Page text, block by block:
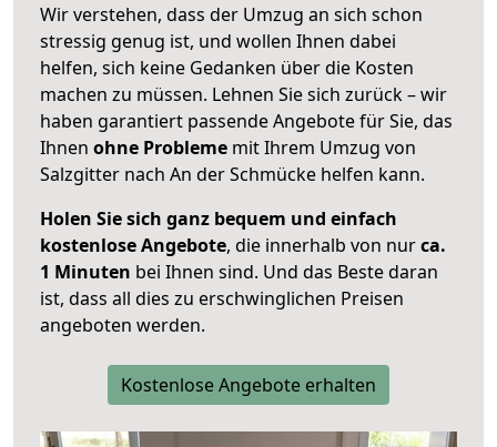
Wir verstehen, dass der Umzug an sich schon
stressig genug ist, und wollen Ihnen dabei
helfen, sich keine Gedanken über die Kosten
machen zu müssen. Lehnen Sie sich zurück – wir
haben garantiert passende Angebote für Sie, das
Ihnen ohne Probleme mit Ihrem Umzug von
Salzgitter nach An der Schmücke helfen kann.
Holen Sie sich ganz bequem und einfach
kostenlose Angebote, die innerhalb von nurca.
1 Minuten bei Ihnen sind. Und das Beste daran
ist, dass all dies zu erschwinglichen Preisen
angeboten werden.
Kostenlose Angebote erhalten